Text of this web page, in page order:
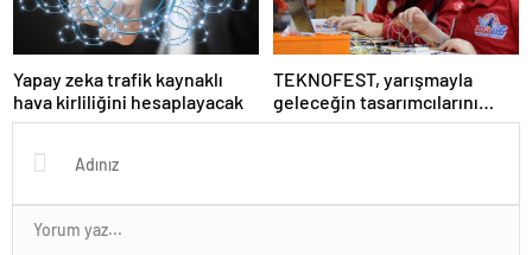
Yapay zeka trafik kaynaklı
hava kirliliğini hesaplayacak
TEKNOFEST, yarışmayla
geleceğin tasarımcılarını
seçiyor